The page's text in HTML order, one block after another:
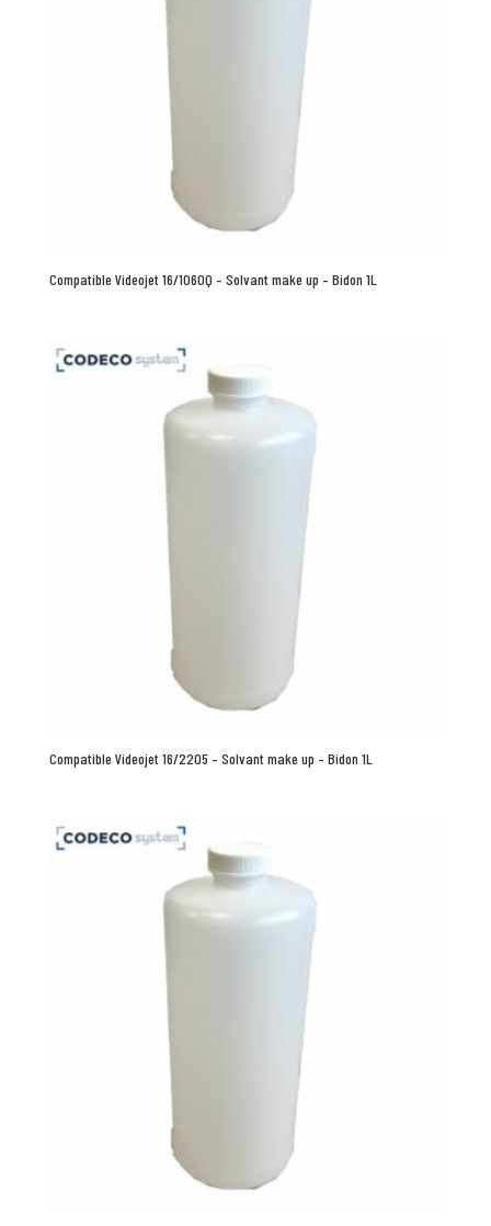
Compatible Videojet 16/1060Q – Solvant make up – Bidon 1L
Compatible Videojet 16/2205 – Solvant make up – Bidon 1L